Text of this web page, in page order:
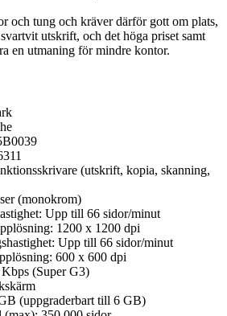
och tung och kräver därför gott om plats,
utskrift, och det höga priset samt
en utmaning för mindre kontor.
(utskrift, kopia, skanning,
(monokrom)
Upp till 66 sidor/minut
1200 x 1200 dpi
Upp till 66 sidor/minut
600 x 600 dpi
(Super G3)
(uppgraderbart till 6 GB)